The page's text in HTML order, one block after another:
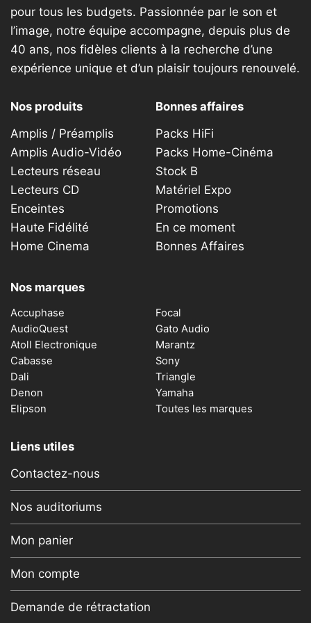
pour tous les budgets. Passionnée par le son et
l’image, notre équipe accompagne, depuis plus de
40 ans, nos fidèles clients à la recherche d’une
expérience unique et d’un plaisir toujours renouvelé.
Nos produits
Amplis / Préamplis
Amplis Audio-Vidéo
Lecteurs réseau
Lecteurs CD
Enceintes
Haute Fidélité
Home Cinema
Bonnes affaires
Packs HiFi
Packs Home-Cinéma
Stock B
Matériel Expo
Promotions
En ce moment
Bonnes Affaires
Nos marques
Accuphase
AudioQuest
Atoll Electronique
Cabasse
Dali
Denon
Elipson
Focal
Gato Audio
Marantz
Sony
Triangle
Yamaha
Toutes les marques
Liens utiles
Contactez-nous
Nos auditoriums
Mon panier
Mon compte
Demande de rétractation